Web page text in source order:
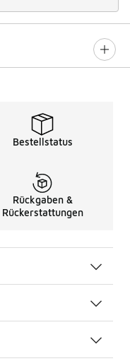
Bestellstatus
Rückgaben &
Rückerstattungen